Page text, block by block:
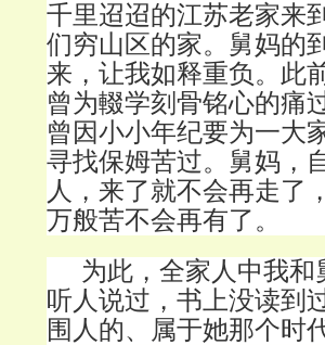
千里迢迢的江苏老家来
们穷山区的家。舅妈的到
来，让我如释重负。此
曾为輟学刻骨铭心的痛
曾因小小年纪要为一大
寻找保姆苦过。舅妈，
人，来了就不会再走了
万般苦不会再有了。
为此，全家人中我
听人说过，书上没读到
围人的、属于她那个时